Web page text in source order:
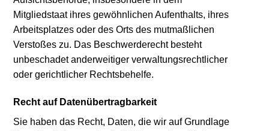
Mitgliedstaat ihres gewöhnlichen Aufenthalts, ihres
Arbeitsplatzes oder des Orts des mutmaßlichen
Verstoßes zu. Das Beschwerderecht besteht
unbeschadet anderweitiger verwaltungsrechtlicher
oder gerichtlicher Rechtsbehelfe.
Recht auf Daten­übertrag­barkeit
Sie haben das Recht, Daten, die wir auf Grundlage